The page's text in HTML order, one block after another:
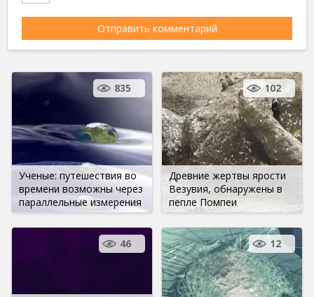
Ученые: путешествия во
времени возможны через
параллельные измерения
835
Древние жертвы ярости
Везувия, обнаружены в
пепле Помпеи
102
46 12